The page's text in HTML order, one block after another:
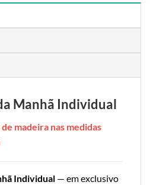
Manhã Individual
madeira nas medidas
Individual — em exclusivo